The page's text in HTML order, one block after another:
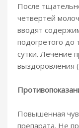
После
четвертей
вводят
подогретого до
сутки. Лечение
выздоровления
Повышенная
препарата. Не